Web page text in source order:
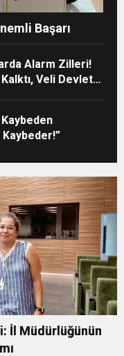
Başarı
Alarm Zilleri!
Veli Devlet
Kaybeden
İl Müdürlüğünün